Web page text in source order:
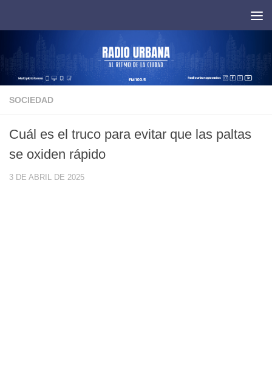
SOCIEDAD
Cuál es el truco para evitar que las paltas
se oxiden rápido
3 DE ABRIL DE 2025